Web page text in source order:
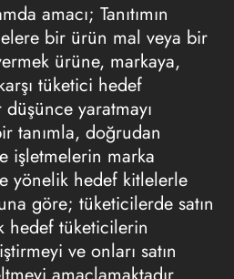
amacı; Tanıtımın
bir ürün mal veya bir
ürüne, markaya,
tüketici hedef
yaratmayı
tanımla, doğrudan
işletmelerin marka
yönelik hedef kitlelerle
göre; tüketicilerde satın
hedef tüketicilerin
ve onları satın